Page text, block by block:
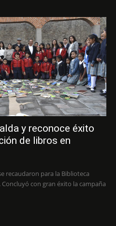
y reconoce éxito
de libros en
recaudaron para la Biblioteca